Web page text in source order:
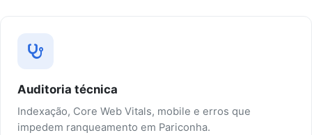
Auditoria técnica
Indexação, Core Web Vitals, mobile e erros que
impedem ranqueamento em Pariconha.